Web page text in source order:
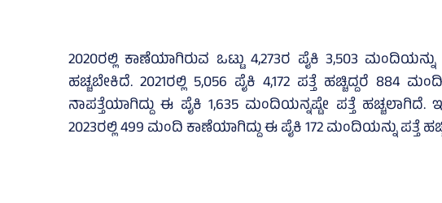
2020ರಲ್ಲಿ ಕಾಣೆಯಾಗಿರುವ ಒಟ್ಟು 4,273ರ ಪೈಕಿ 3,503
ಹಚ್ಚಬೇಕಿದೆ. 2021ರಲ್ಲಿ 5,056 ಪೈಕಿ 4,172 ಪತ್ತೆ ಹಚ್ಚಿದ್ದರೆ 884
ನಾಪತ್ತೆಯಾಗಿದ್ದು ಈ ಪೈಕಿ 1,635 ಮಂದಿಯನ್ನಷ್ಟೇ ಪತ್ತೆ
2023ರಲ್ಲಿ 499 ಮಂದಿ ಕಾಣೆಯಾಗಿದ್ದು ಈ ಪೈಕಿ 172 ಮಂದಿಯನ್ನು ಪತ್ತೆ